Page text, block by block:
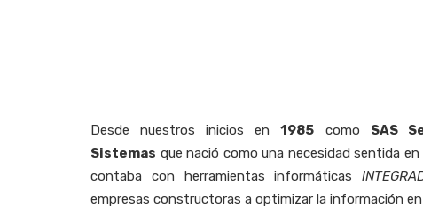
Desde nuestros inicios en1985 como SAS
Sistemas que nació como una necesidad sentida
contaba con herramientas informáticas
empresas constructoras a optimizar la información